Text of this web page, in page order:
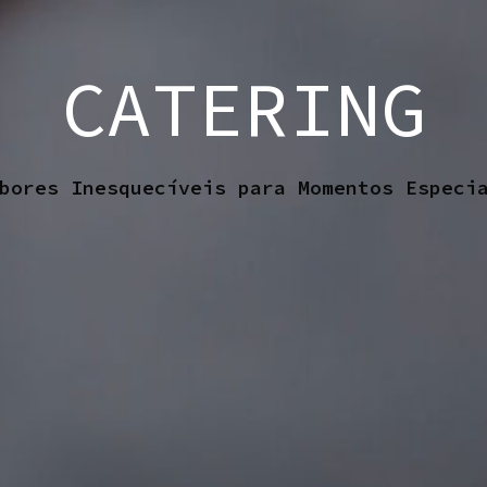
CATERING
Inesquecíveis para Momentos